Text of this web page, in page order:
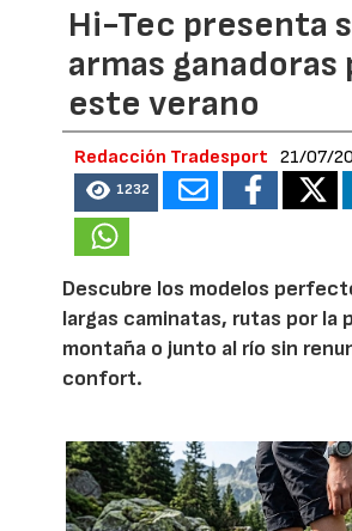
Hi-Tec presenta
armas ganadoras
este verano
Redacción Tradesport 21/07/
1232
Descubre los modelos
largas caminatas, rutas por la
montaña o junto al río sin
confort.